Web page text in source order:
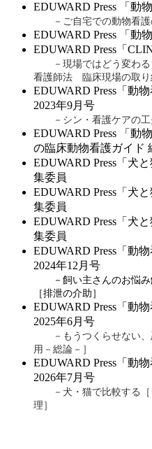
EDUWARD Press 「動
－ご自宅での動物看護
EDUWARD Press 「動
EDUWARD Press「
－現場ではどう変わる
看護師法 臨床現場の取り
EDUWARD Press「動
2023年9月号
－シン・看護ケアの工
EDUWARD Press 「動
の臨床動物看護ガイド
EDUWARD Press「犬
集委員
EDUWARD Press「犬
集委員
EDUWARD Press「犬
集委員
EDUWARD Press「動
2024年12月号
－飼い主さんのお悩み
［排泄の介助］
EDUWARD Press「動
2025年6月号
－もうつくらせない、
用－総論－］
EDUWARD Press「動
2026年7月号
－犬・猫で比較する［
理］